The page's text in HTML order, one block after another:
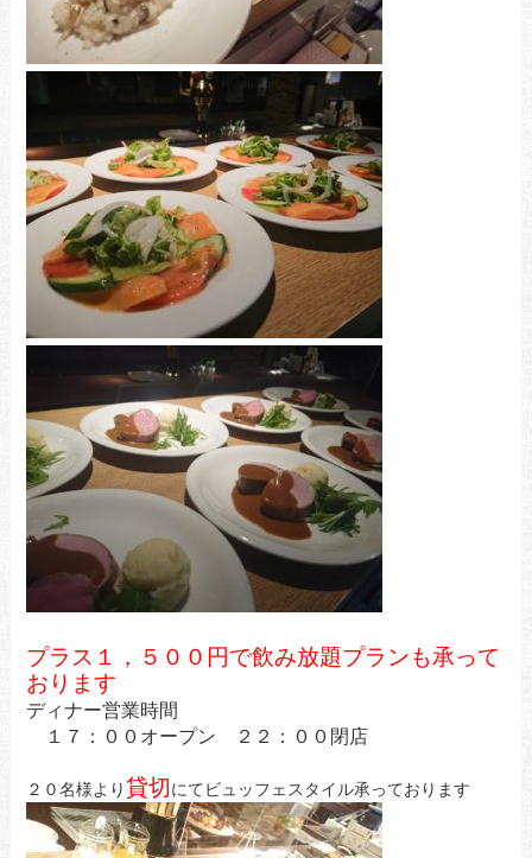
プラス１，５００円で飲み放題プランも承って
おります
ディナー営業時間
１７：００オープン ２２：００閉店
２０名様より貸切にてビュッフェスタイル承っております